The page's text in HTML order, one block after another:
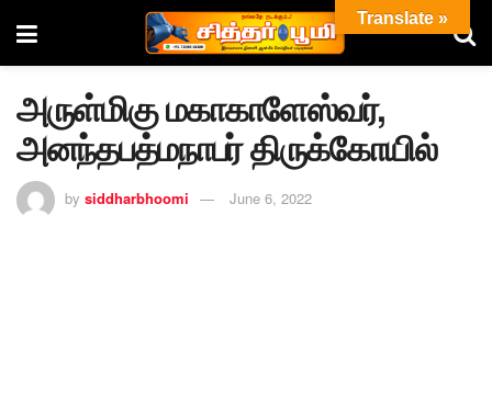
அருள்மிகு மகாகாளேஸ்வர்,
அனந்தபத்மநாபர் திருக்கோயில்
by siddharbhoomi June 6, 2022
Translate »